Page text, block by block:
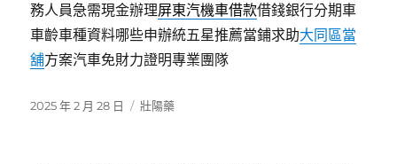
務人員急需現金辦理屏東汽機車借款借錢銀行分期車
車齡車種資料哪些申辦統五星推薦當鋪求助大同區當
舖方案汽車免財力證明專業團隊
發
2025 年 2 月 28 日
分
壯陽藥